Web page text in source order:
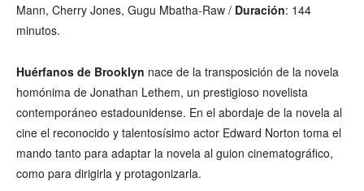
Mann, Cherry Jones, Gugu Mbatha-Raw / Duración: 144
minutos.
Huérfanos de Brooklyn nace de la transposición de la novela
homónima de Jonathan Lethem, un prestigioso novelista
contemporáneo estadounidense. En el abordaje de la novela al
cine el reconocido y talentosísimo actor Edward Norton toma el
mando tanto para adaptar la novela al guion cinematográfico,
como para dirigirla y protagonizarla.